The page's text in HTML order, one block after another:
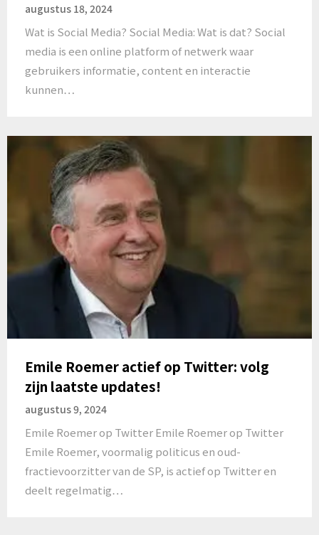
augustus 18, 2024
Wat is Social Media? Social Media: Wat is dat? Social
media is een online platform of netwerk waar
gebruikers informatie, content en interactie
kunnen…
Emile Roemer actief op Twitter: volg
zijn laatste updates!
augustus 9, 2024
Emile Roemer op Twitter Emile Roemer op Twitter
Emile Roemer, voormalig politicus en oud-
fractievoorzitter van de SP, is actief op Twitter en
deelt regelmatig…